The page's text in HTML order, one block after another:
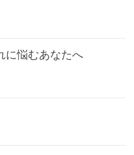
に悩むあなたへ